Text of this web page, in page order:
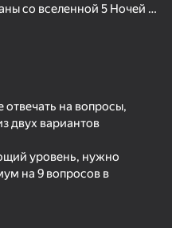
со вселенной 5 Ночей с
на вопросы,
двух вариантов
уровень, нужно
на 9 вопросов в